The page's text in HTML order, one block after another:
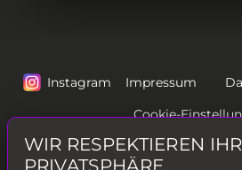
Instagram Impressum
Cookie-
Vertrag widerrufen
WIR RESPEKTIEREN
PRIVATSPHÄRE.